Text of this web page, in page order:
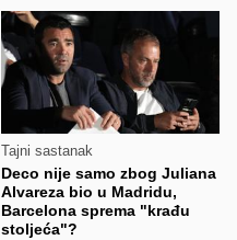
Tajni sastanak
Deco nije samo zbog Juliana
Alvareza bio u Madridu,
Barcelona sprema "krađu
stoljeća"?